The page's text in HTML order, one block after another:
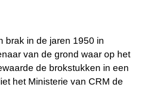
brak in de jaren 1950 in
van de grond waar op het
de brokstukken in een
het Ministerie van CRM de